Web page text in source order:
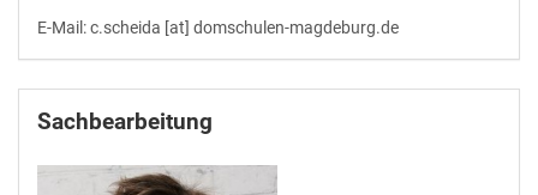
E-Mail: c.scheida [at] domschulen-magdeburg.de
Sachbearbeitung